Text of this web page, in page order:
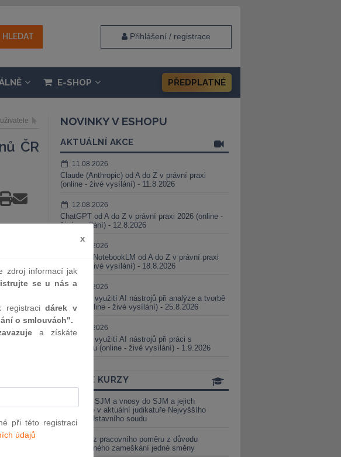
Přihlášení / registrace
E-SHOP PŘEDPLATNÉ
ČR
zákona
28. 4. 2006
NOVINKY V ESHOPU
AKTUÁLNÍ AKCE
11.08.2026
Claude (Anthropic) od A do Z v právní praxi
(online - živé vysílání) - 11.8.2026
12.08.2026
ChatGPT od A do Z v právní praxi 2026 (online -
živé vysílání) - 12.8.2026
18.08.2026
Gemini a NotebookLM od A do Z v právní praxi
(online - živé vysílání) - 18.8.2026
25.08.2026
Praktické využití AI nástrojů při analýze a tvorbě
smluv (online - živé vysílání) - 25.8.2026
01.09.2026
Praktické využití AI nástrojů při práci s
judikaturou (online - živé vysílání) - 1.9.2026
ONLINE KURZY
Vnosy ze SJM a vnosy do SJM a jejich
valorizace v aktuální judikatuře Nejvyššího
soudu a Ústavního soudu
Výpověď z pracovního poměru z důvodu
neomluveného zameškání jedné směny
x
zdroj informací jak
se u nás a
registracidárek v
o smlouvách".
a získáte
při této registraci
údajů